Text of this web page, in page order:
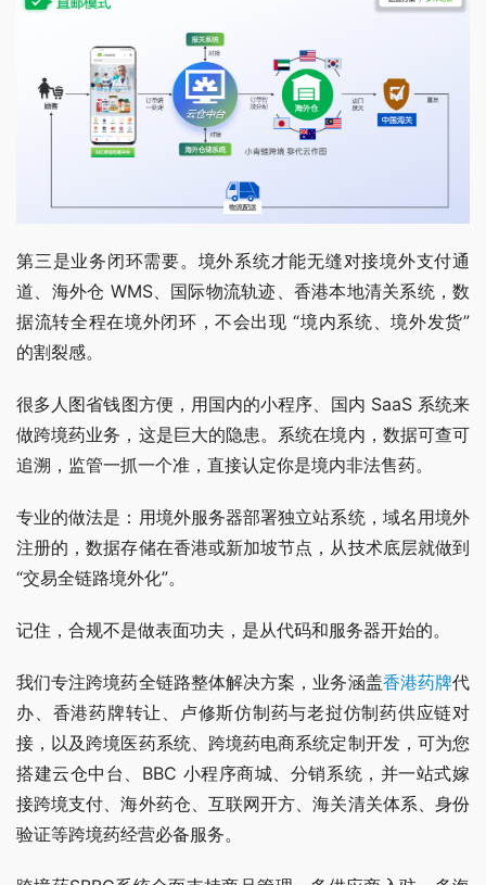
第三是业务闭环需要。境外系统才能无缝对接境外支付通
道、海外仓 WMS、国际物流轨迹、香港本地清关系统，数
据流转全程在境外闭环，不会出现 “境内系统、境外发货”
的割裂感。
很多人图省钱图方便，用国内的小程序、国内 SaaS 系统来
做跨境药业务，这是巨大的隐患。系统在境内，数据可查可
追溯，监管一抓一个准，直接认定你是境内非法售药。
专业的做法是：用境外服务器部署独立站系统，域名用境外
注册的，数据存储在香港或新加坡节点，从技术底层就做到
“交易全链路境外化”。
记住，合规不是做表面功夫，是从代码和服务器开始的。
我们专注跨境药全链路整体解决方案，业务涵盖香港药牌代
办、香港药牌转让、卢修斯仿制药与老挝仿制药供应链对
接，以及跨境医药系统、跨境药电商系统定制开发，可为您
搭建云仓中台、BBC 小程序商城、分销系统，并一站式嫁
接跨境支付、海外药仓、互联网开方、海关清关体系、身份
验证等跨境药经营必备服务。